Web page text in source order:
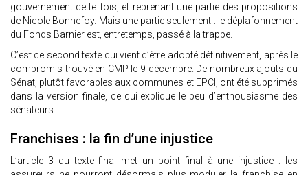
gouvernement cette fois, et reprenant une partie des propositions
de Nicole Bonnefoy. Mais une partie seulement : le déplafonnement
du Fonds Barnier est, entretemps, passé à la trappe.
C’est ce second texte qui vient d’être adopté définitivement, après le
compromis trouvé en CMP le 9 décembre. De nombreux ajouts du
Sénat, plutôt favorables aux communes et EPCI, ont été supprimés
dans la version finale, ce qui explique le peu d’enthousiasme des
sénateurs.
Franchises : la fin d’une injustice
L’article 3 du texte final met un point final à une injustice : les